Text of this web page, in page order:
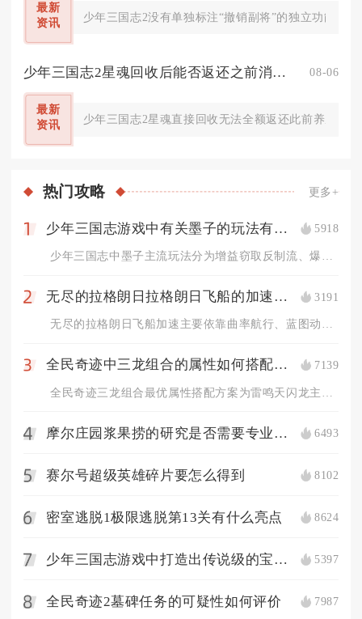
最新
资讯
少年三国志2没有单独标注“撤销副将”的独立功能按
少年三国志2星魂回收后能否返还之前消耗的资源 08-06
最新
资讯
少年三国志2星魂直接回收无法全额返还此前养成消
热门攻略 更多+
少年三国志游戏中有关墨子的玩法有哪些 5918
2 无尽的拉格朗日拉格朗日飞船的加速方法是什么 3191
无尽的拉格朗日飞船加速主要依靠曲率航行、蓝图动力加点、增援投...
3 全民奇迹中三龙组合的属性如何搭配最优 7139
4 摩尔庄园浆果捞的研究是否需要专业知识 6493
5 赛尔号超级英雄碎片要怎么得到 8102
6 密室逃脱1极限逃脱第13关有什么亮点 8624
7 少年三国志游戏中打造出传说级的宝剑需要什么条件 5397
8 全民奇迹2墓碑任务的可疑性如何评价 7987